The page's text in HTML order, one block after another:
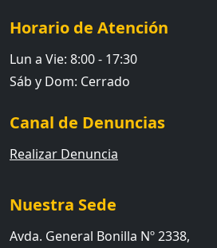
Horario de Atención
Lun a Vie: 8:00 - 17:30
Sáb y Dom: Cerrado
Canal de Denuncias
Realizar Denuncia
Nuestra Sede
Avda. General Bonilla Nº 2338,